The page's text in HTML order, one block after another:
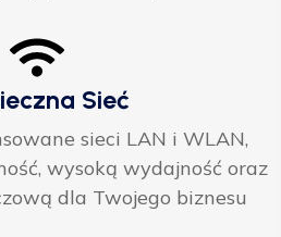
Sieć
sieci LAN i WLAN,
wysoką wydajność oraz
dla Twojego biznesu